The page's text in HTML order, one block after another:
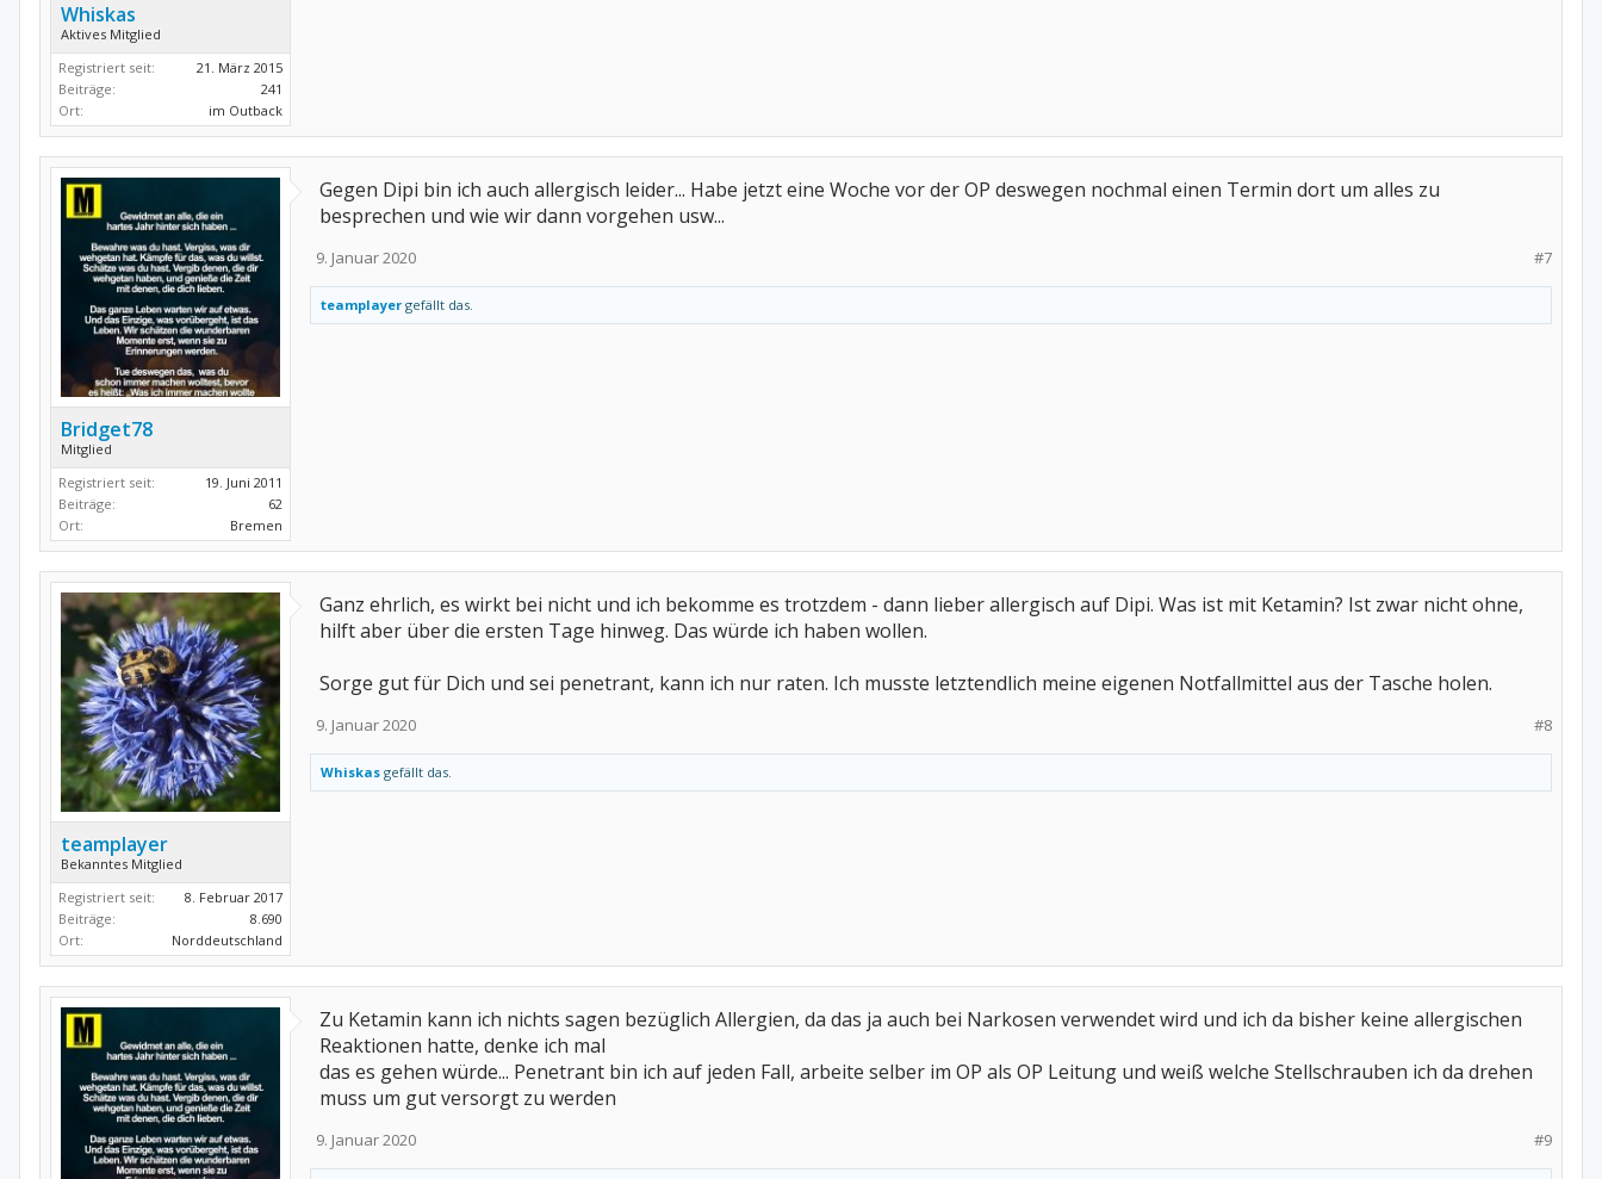
Whiskas
Aktives Mitglied
Registriert seit:
21. März 2015
Beiträge:
241
Ort:
im Outback
Bridget78
Mitglied
Registriert seit:
19. Juni 2011
Beiträge:
62
Ort:
Bremen
Gegen Dipi bin ich auch allergisch leider... Habe jetzt eine Woche vor der OP deswegen nochmal einen Termin dort um alles zu
besprechen und wie wir dann vorgehen usw...
#7
9. Januar 2020
teamplayer gefällt das.
teamplayer
Bekanntes Mitglied
Registriert seit:
8. Februar 2017
Beiträge:
8.690
Ort:
Norddeutschland
Ganz ehrlich, es wirkt bei nicht und ich bekomme es trotzdem - dann lieber allergisch auf Dipi. Was ist mit Ketamin? Ist zwar nicht ohne,
hilft aber über die ersten Tage hinweg. Das würde ich haben wollen.
Sorge gut für Dich und sei penetrant, kann ich nur raten. Ich musste letztendlich meine eigenen Notfallmittel aus der Tasche holen.
#8
9. Januar 2020
Whiskas gefällt das.
Zu Ketamin kann ich nichts sagen bezüglich Allergien, da das ja auch bei Narkosen verwendet wird und ich da bisher keine allergischen
Reaktionen hatte, denke ich mal
das es gehen würde... Penetrant bin ich auf jeden Fall, arbeite selber im OP als OP Leitung und weiß welche Stellschrauben ich da drehen
muss um gut versorgt zu werden
#9
9. Januar 2020